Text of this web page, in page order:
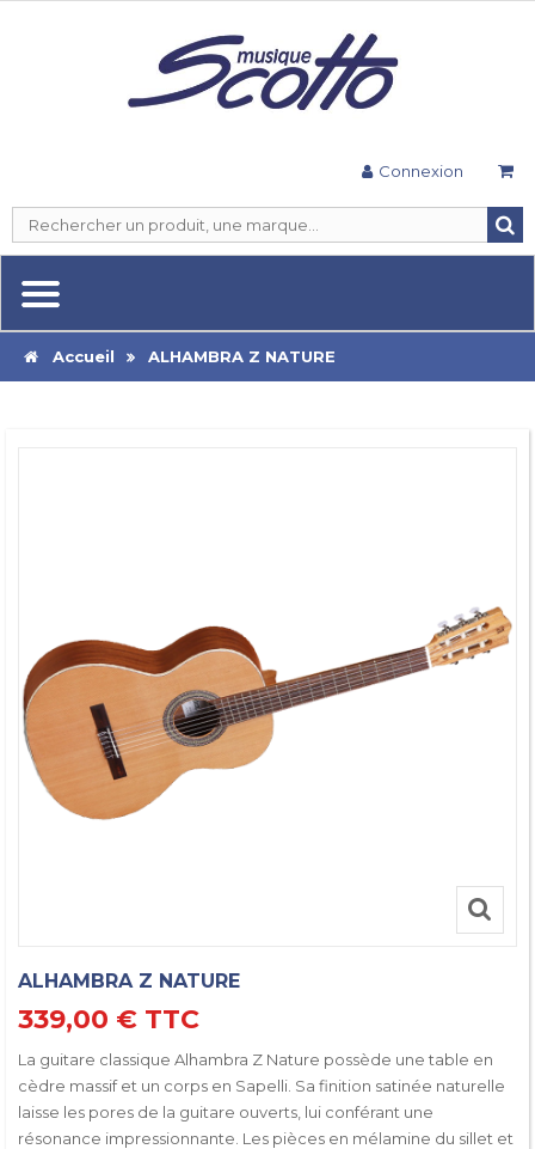
Connexion
Accueil ALHAMBRA Z NATURE
ALHAMBRA Z NATURE
339,00 € TTC
La guitare classique Alhambra Z Nature possède une table en
cèdre massif et un corps en Sapelli. Sa finition satinée naturelle
laisse les pores de la guitare ouverts, lui conférant une
résonance impressionnante. Les pièces en mélamine du sillet et